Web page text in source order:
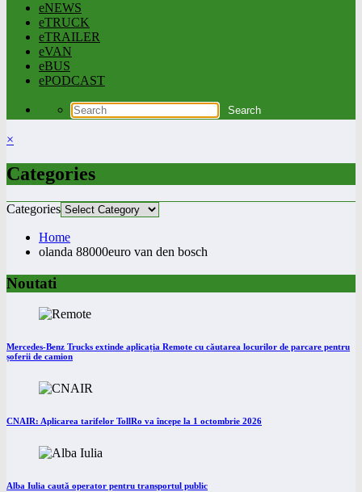
eNEWS
eTRUCK
eTRAILER
eVAN
eBUS
ePODCAST
×
Categories
Categories
Home
olanda 88000euro van den bosch
Noutati
Mercedes-Benz Trucks extinde aplicația Remote cu căutarea locurilor de parcare pentru
șoferii de camion
CNAIR: Aplicarea tarifelor TollRo va începe la 1 octombrie 2026
Alba Iulia caută operator pentru transportul public